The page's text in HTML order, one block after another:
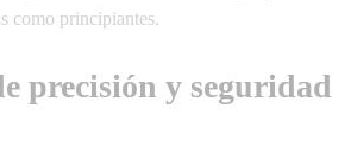
como principiantes.
precisión y seguridad